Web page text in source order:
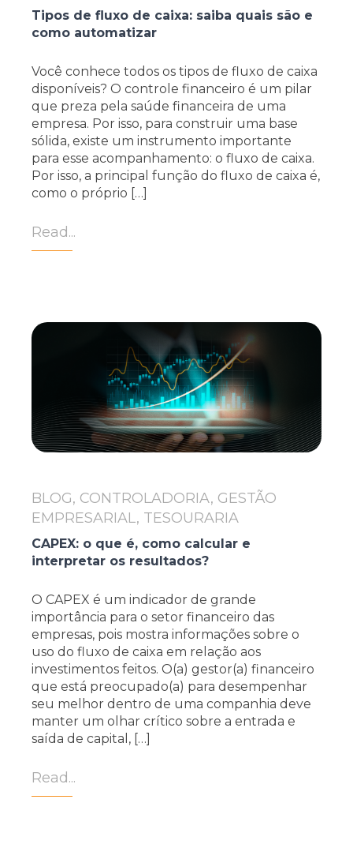
Tipos de fluxo de caixa: saiba quais são e
como automatizar
Você conhece todos os tipos de fluxo de caixa
disponíveis? O controle financeiro é um pilar
que preza pela saúde financeira de uma
empresa. Por isso, para construir uma base
sólida, existe um instrumento importante
para esse acompanhamento: o fluxo de caixa.
Por isso, a principal função do fluxo de caixa é,
como o próprio […]
Read...
BLOG, CONTROLADORIA, GESTÃO
EMPRESARIAL, TESOURARIA
CAPEX: o que é, como calcular e
interpretar os resultados?
O CAPEX é um indicador de grande
importância para o setor financeiro das
empresas, pois mostra informações sobre o
uso do fluxo de caixa em relação aos
investimentos feitos. O(a) gestor(a) financeiro
que está preocupado(a) para desempenhar
seu melhor dentro de uma companhia deve
manter um olhar crítico sobre a entrada e
saída de capital, […]
Read...